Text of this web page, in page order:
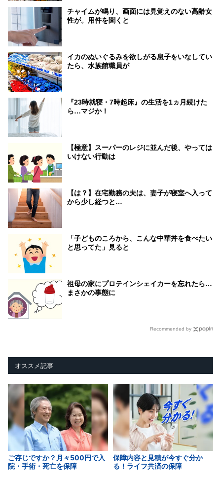
チャイムが鳴り、画面には見覚えのない高齢女
性が。用件を聞くと
イカのぬいぐるみを欲しがる息子をいなしてい
たら、水族館職員が
『23時就寝・7時起床』の生活を1ヵ月続けた
ら…マジか！
【極意】スーパーのレジに並んだ後、やっては
いけない行動は
【は？】在宅勤務の夫は、妻子が寝室へ入って
から少し経つと…
「子どものころから、こんな中華丼を食べたい
と思ってた」見ると
祖母の家にプロテインシェイカーを忘れたら…
まさかの事態に
Recommended by
オススメ記事
ご存じですか？月々500円で入
院・手術・死亡を保障
保障内容と見積が今すぐ分か
る！ライフ共済の保障